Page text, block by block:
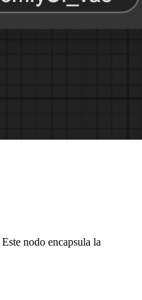
nodo encapsula la